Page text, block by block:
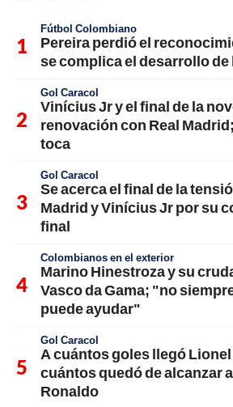
Fútbol Colombiano
Pereira perdió el
se complica el desarrollo de
Gol Caracol
Vinícius Jr y el final de la
renovación con Real
toca
Gol Caracol
Se acerca el final de la
Madrid y Vinícius Jr por su
final
Colombianos en el exterior
Marino Hinestroza y su
Vasco da Gama; "no
puede ayudar"
Gol Caracol
A cuántos goles llegó Lionel
cuántos quedó de alcanzar
Ronaldo